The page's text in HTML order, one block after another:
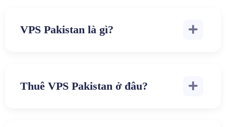
VPS Pakistan là gì?
Thuê VPS Pakistan ở đâu?